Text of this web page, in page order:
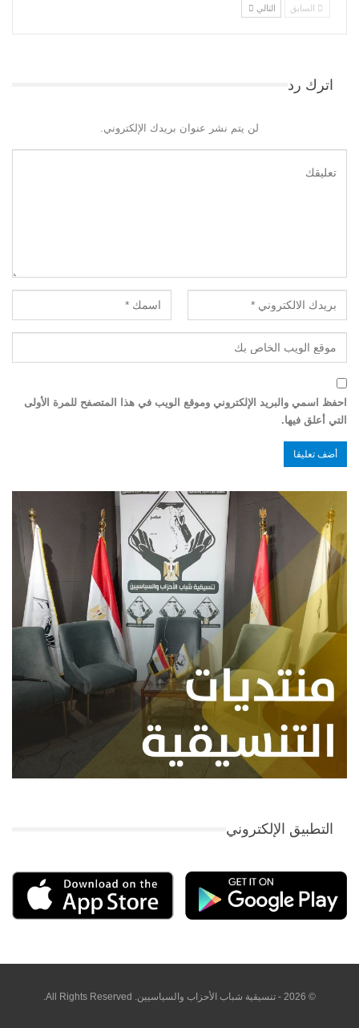
السابق التالي
اترك رد
لن يتم نشر عنوان بريدك الإلكتروني.
احفظ اسمي والبريد الإلكتروني وموقع الويب في هذا المتصفح للمرة الأولى
التي أعلق فيها.
التطبيق الإلكتروني
© 2026 - تنسيقية شباب الأحزاب والسياسيين. All Rights Reserved.